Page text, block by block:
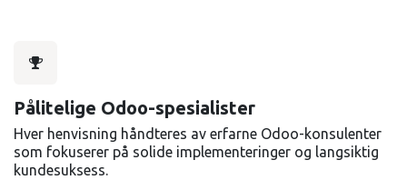
Pålitelige Odoo-spesialister
Hver henvisning håndteres av erfarne Odoo-konsulenter
som fokuserer på solide implementeringer og langsiktig
kundesuksess.